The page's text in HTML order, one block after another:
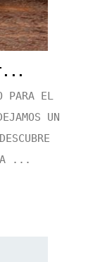
PARA EL
UN
LA ...